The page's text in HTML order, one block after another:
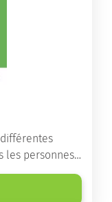
les personnes
en maison